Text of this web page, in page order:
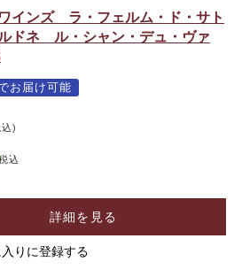
インズ ラ・フェルム・ド・サト
ドネ ル・シャン・デュ・ヴァ
お届け可能
)
込
詳細を見る
りに登録する